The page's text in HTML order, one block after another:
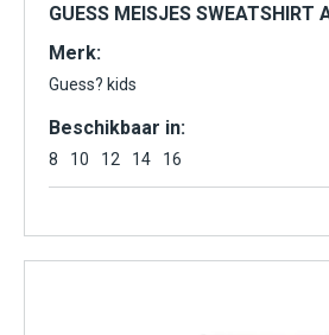
GUESS MEISJES SWEATSHIRT
Merk:
Guess? kids
Beschikbaar in:
8 10 12 14 16